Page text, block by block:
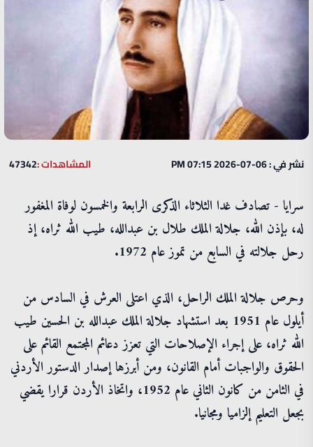
نشر في : 06-07-2026 07:15 PM المشاهدات :47342
سرايا - تصادف غدا الثلاثاء الذكرى الرابعة والخمسون لوفاة المغفور
له، بإذن الله، جلالة الملك طلال بن عبدالله، طيب الله ثراه، إذ
رحل جلالته في السابع من تموز عام 1972.
وحرص جلالة الملك الراحل، الذي اعتلى العرش في السادس من
أيلول عام 1951 بعد استشهاد جلالة الملك عبدالله بن الحسين طيب
الله ثراه، على إجراء الإصلاحات التي تعزز دعائم المجتمع القائم على
الحقوق والواجبات أمام القانون، ومن أبرزها إصدار الدستور الأردني
في الثامن من كانون الثاني عام 1952، واتخاذ الأردن قرارا يقضي
بجعل التعليم إلزاميا ومجانيا.